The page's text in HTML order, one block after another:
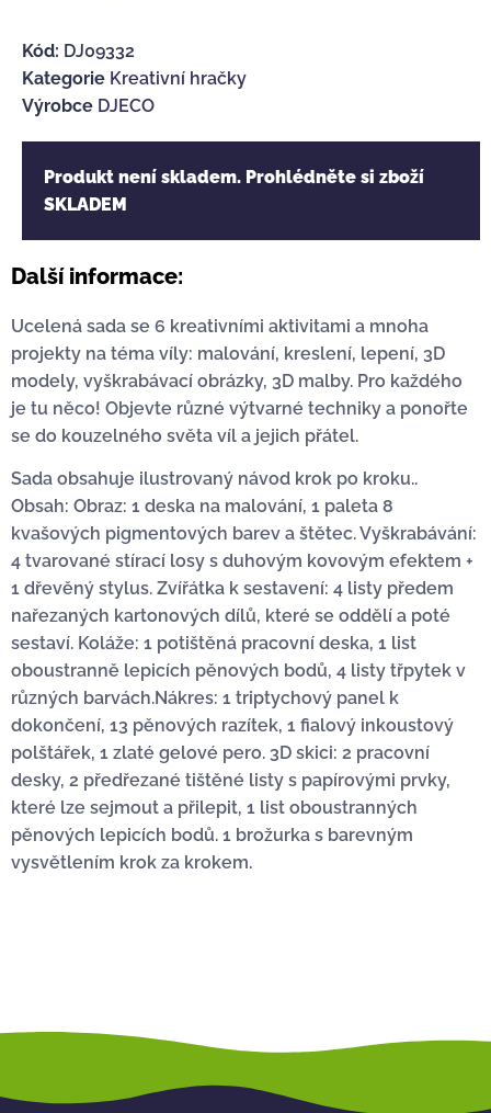
Kód: DJ09332
Kategorie Kreativní hračky
Výrobce DJECO
Produkt není skladem. Prohlédněte si zboží
SKLADEM
Další informace:
Ucelená sada se 6 kreativními aktivitami a mnoha
projekty na téma víly: malování, kreslení, lepení, 3D
modely, vyškrabávací obrázky, 3D malby. Pro každého
je tu něco! Objevte různé výtvarné techniky a ponořte
se do kouzelného světa víl a jejich přátel.
Sada obsahuje ilustrovaný návod krok po kroku..
Obsah: Obraz: 1 deska na malování, 1 paleta 8
kvašových pigmentových barev a štětec. Vyškrabávání:
4 tvarované stírací losy s duhovým kovovým efektem +
1 dřevěný stylus. Zvířátka k sestavení: 4 listy předem
nařezaných kartonových dílů, které se oddělí a poté
sestaví. Koláže: 1 potištěná pracovní deska, 1 list
oboustranně lepicích pěnových bodů, 4 listy třpytek v
různých barvách.Nákres: 1 triptychový panel k
dokončení, 13 pěnových razítek, 1 fialový inkoustový
polštářek, 1 zlaté gelové pero. 3D skici: 2 pracovní
desky, 2 předřezané tištěné listy s papírovými prvky,
které lze sejmout a přilepit, 1 list oboustranných
pěnových lepicích bodů. 1 brožurka s barevným
vysvětlením krok za krokem.